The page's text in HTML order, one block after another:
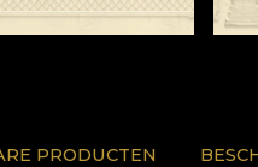
PRODUCTEN